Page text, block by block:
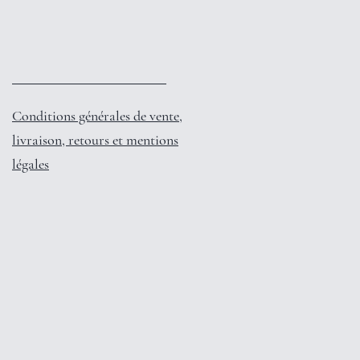
Conditions générales de vente,
livraison, retours et mentions
légales